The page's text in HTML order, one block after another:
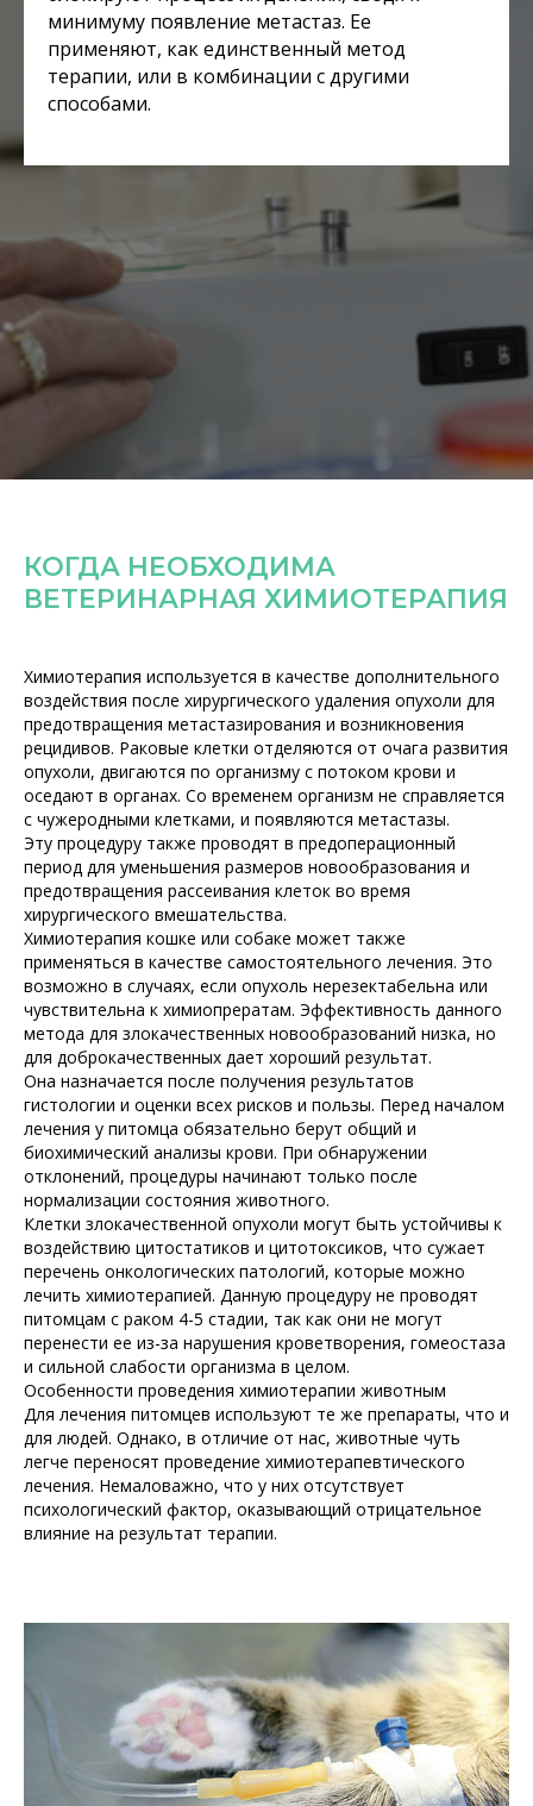
минимуму появление метастаз. Ее
применяют, как единственный метод
терапии, или в комбинации с другими
способами.
КОГДА НЕОБХОДИМА
ВЕТЕРИНАРНАЯ ХИМИОТЕРАПИЯ
Химиотерапия используется в качестве дополнительного
воздействия после хирургического удаления опухоли для
предотвращения метастазирования и возникновения
рецидивов. Раковые клетки отделяются от очага развития
опухоли, двигаются по организму с потоком крови и
оседают в органах. Со временем организм не справляется
с чужеродными клетками, и появляются метастазы.
Эту процедуру также проводят в предоперационный
период для уменьшения размеров новообразования и
предотвращения рассеивания клеток во время
хирургического вмешательства.
Химиотерапия кошке или собаке может также
применяться в качестве самостоятельного лечения. Это
возможно в случаях, если опухоль нерезектабельна или
чувствительна к химиопрератам. Эффективность данного
метода для злокачественных новообразований низка, но
для доброкачественных дает хороший результат.
Она назначается после получения результатов
гистологии и оценки всех рисков и пользы. Перед началом
лечения у питомца обязательно берут общий и
биохимический анализы крови. При обнаружении
отклонений, процедуры начинают только после
нормализации состояния животного.
Клетки злокачественной опухоли могут быть устойчивы к
воздействию цитостатиков и цитотоксиков, что сужает
перечень онкологических патологий, которые можно
лечить химиотерапией. Данную процедуру не проводят
питомцам с раком 4-5 стадии, так как они не могут
перенести ее из-за нарушения кроветворения, гомеостаза
и сильной слабости организма в целом.
Особенности проведения химиотерапии животным
Для лечения питомцев используют те же препараты, что и
для людей. Однако, в отличие от нас, животные чуть
легче переносят проведение химиотерапевтического
лечения. Немаловажно, что у них отсутствует
психологический фактор, оказывающий отрицательное
влияние на результат терапии.